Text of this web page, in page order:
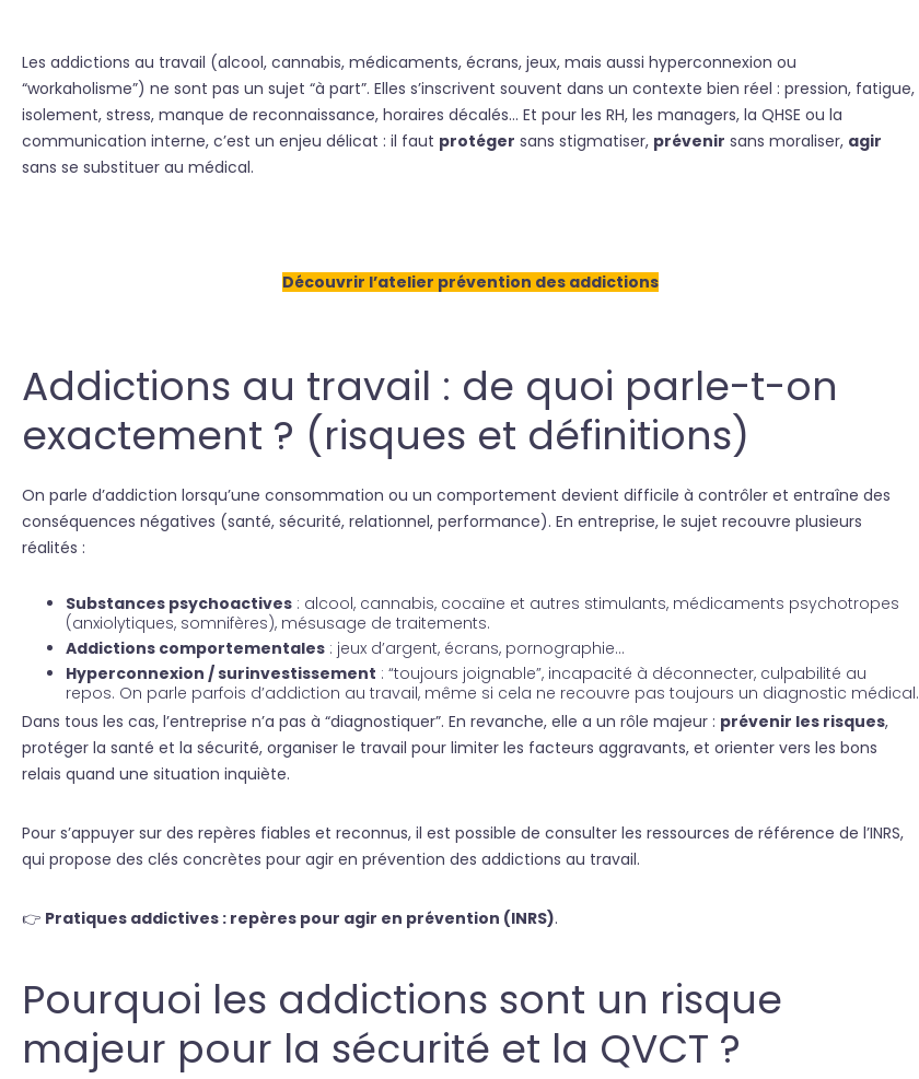
Les addictions au travail (alcool, cannabis, médicaments, écrans, jeux, mais aussi hyperconnexion ou
“workaholisme”) ne sont pas un sujet “à part”. Elles s’inscrivent souvent dans un contexte bien réel : pression, fatigue,
isolement, stress, manque de reconnaissance, horaires décalés… Et pour les RH, les managers, la QHSE ou la
communication interne, c’est un enjeu délicat : il faut protéger sans stigmatiser, prévenir sans moraliser, agir
sans se substituer au médical.
Découvrir l’atelier prévention des addictions
Addictions au travail : de quoi parle-t-on
exactement ? (risques et définitions)
On parle d’addiction lorsqu’une consommation ou un comportement devient difficile à contrôler et entraîne des
conséquences négatives (santé, sécurité, relationnel, performance). En entreprise, le sujet recouvre plusieurs
réalités :
Substances psychoactives : alcool, cannabis, cocaïne et autres stimulants, médicaments psychotropes
(anxiolytiques, somnifères), mésusage de traitements.
Addictions comportementales : jeux d’argent, écrans, pornographie…
Hyperconnexion / surinvestissement : “toujours joignable”, incapacité à déconnecter, culpabilité au
repos. On parle parfois d’addiction au travail, même si cela ne recouvre pas toujours un diagnostic médical.
Dans tous les cas, l’entreprise n’a pas à “diagnostiquer”. En revanche, elle a un rôle majeur : prévenir les risques,
protéger la santé et la sécurité, organiser le travail pour limiter les facteurs aggravants, et orienter vers les bons
relais quand une situation inquiète.
Pour s’appuyer sur des repères fiables et reconnus, il est possible de consulter les ressources de référence de l’INRS,
qui propose des clés concrètes pour agir en prévention des addictions au travail.
👉 Pratiques addictives : repères pour agir en prévention (INRS).
Pourquoi les addictions sont un risque
majeur pour la sécurité et la QVCT ?